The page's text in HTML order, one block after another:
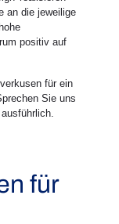
an die jeweilige
positiv auf
für ein
Sie uns
für